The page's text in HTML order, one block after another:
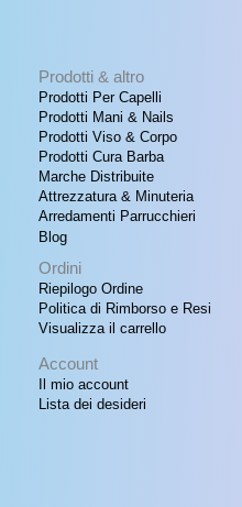
Prodotti & altro
Prodotti Per Capelli
Prodotti Mani & Nails
Prodotti Viso & Corpo
Prodotti Cura Barba
Marche Distribuite
Attrezzatura & Minuteria
Arredamenti Parrucchieri
Blog
Ordini
Riepilogo Ordine
Politica di Rimborso e Resi
Visualizza il carrello
Account
Il mio account
Lista dei desideri